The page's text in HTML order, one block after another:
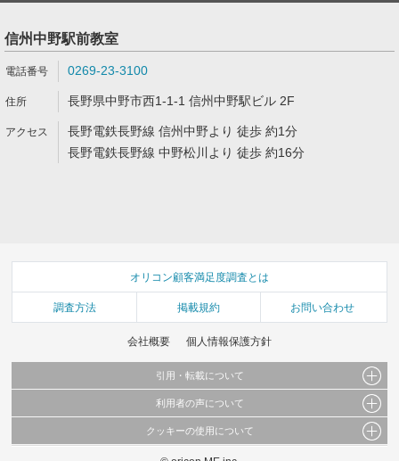
信州中野駅前教室
0269-23-3100
長野県中野市西1-1-1 信州中野駅ビル 2F
長野電鉄長野線 信州中野より 徒歩 約1分
長野電鉄長野線 中野松川より 徒歩 約16分
オリコン顧客満足度調査とは
調査方法 掲載規約 お問い合わせ
会社概要 個人情報保護方針
引用・転載について
当サイトで公開されている情報（文字、写真、イラスト、画像データ等）及びこれらの配
これらの情報を権利者の許可なく無断転載・複製などの二次利用を行うことは固く禁じて
利用者の声について
当サイトに掲載している内容はすべてサービスの利用者が提出された見解・感想です。
クッキーの使用について